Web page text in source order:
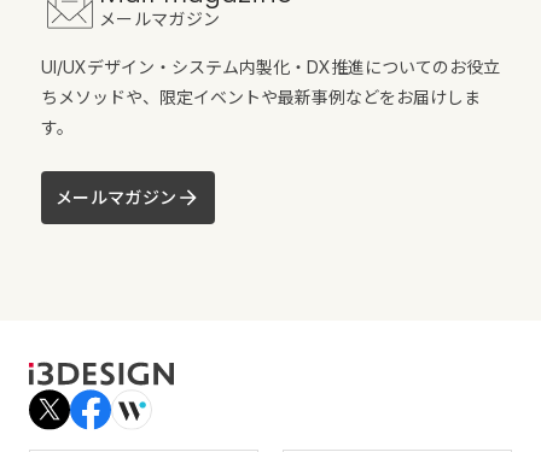
メールマガジン
UI/UXデザイン・システム内製化・DX推進についてのお役立
ちメソッドや、限定イベントや最新事例などをお届けしま
す。
メールマガジン